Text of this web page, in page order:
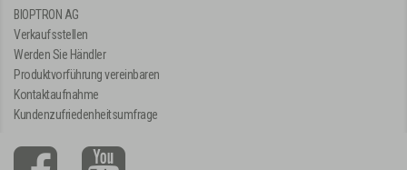
BIOPTRON AG
Verkaufsstellen
Werden Sie Händler
Produktvorführung vereinbaren
Kontaktaufnahme
Kundenzufriedenheitsumfrage